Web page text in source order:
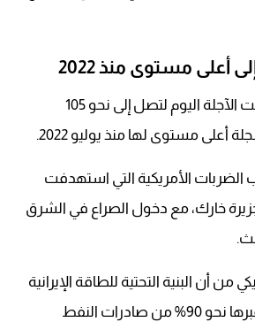
أعلى مستوى منذ 2022
ارتفعت عقود خام برنت الآجلة اليوم لتصل إلى نحو 105
أعلى مستوى لها منذ يوليو 2022.
الضربات الأمريكية التي استهدفت
خارك، مع دخول الصراع في الشرق
من أن البنية التحتية للطاقة الإيرانية
في الجزيرة، التي تمر عبرها نحو 90% من صادرات النفط